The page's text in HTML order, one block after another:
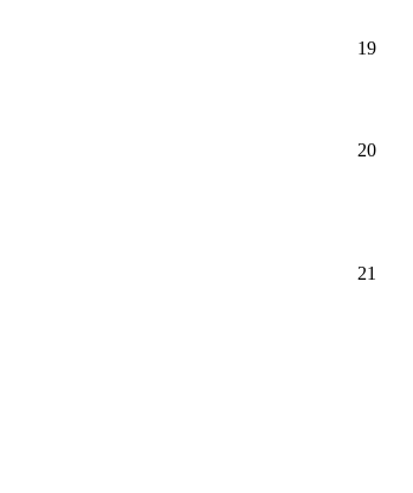
19
20
21